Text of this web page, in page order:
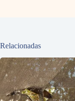
Relacionadas